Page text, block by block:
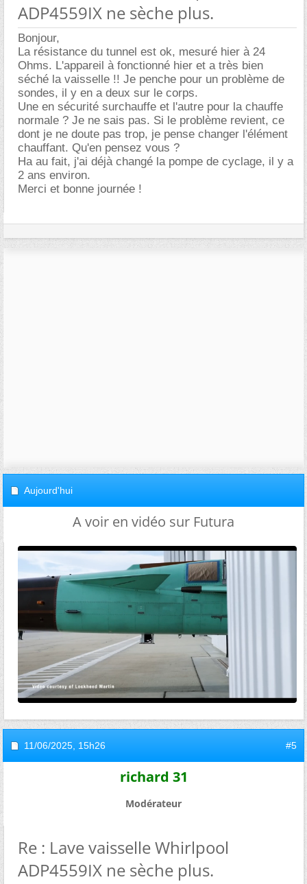
ADP4559IX ne sèche plus.
Bonjour,
La résistance du tunnel est ok, mesuré hier à 24
Ohms. L'appareil à fonctionné hier et a très bien
séché la vaisselle !! Je penche pour un problème de
sondes, il y en a deux sur le corps.
Une en sécurité surchauffe et l'autre pour la chauffe
normale ? Je ne sais pas. Si le problème revient, ce
dont je ne doute pas trop, je pense changer l'élément
chauffant. Qu'en pensez vous ?
Ha au fait, j'ai déjà changé la pompe de cyclage, il y a
2 ans environ.
Merci et bonne journée !
Aujourd'hui
A voir en vidéo sur Futura
11/06/2025, 15h26 #5
richard 31
Modérateur
Re : Lave vaisselle Whirlpool
ADP4559IX ne sèche plus.